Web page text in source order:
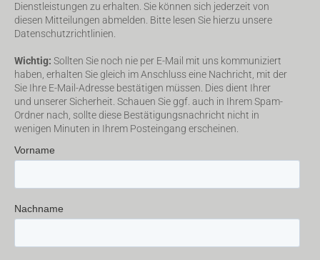
Dienstleistungen zu erhalten. Sie können sich jederzeit von
diesen Mitteilungen abmelden. Bitte lesen Sie hierzu unsere
Datenschutzrichtlinien.
Wichtig: Sollten Sie noch nie per E-Mail mit uns kommuniziert
haben, erhalten Sie gleich im Anschluss eine Nachricht, mit der
Sie Ihre E-Mail-Adresse bestätigen müssen. Dies dient Ihrer
und unserer Sicherheit. Schauen Sie ggf. auch in Ihrem Spam-
Ordner nach, sollte diese Bestätigungsnachricht nicht in
wenigen Minuten in Ihrem Posteingang erscheinen.